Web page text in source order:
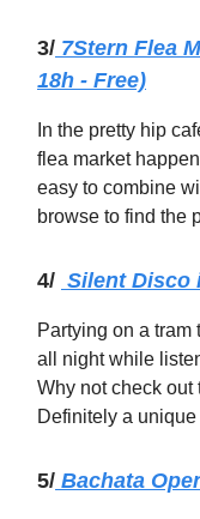
3/ 7Stern Flea
18h - Free)
In the pretty hip
flea market
easy to combine
browse to find the
4/ Silent Disco
Partying on a
all night while
Why not check out
Definitely a
5/ Bachata